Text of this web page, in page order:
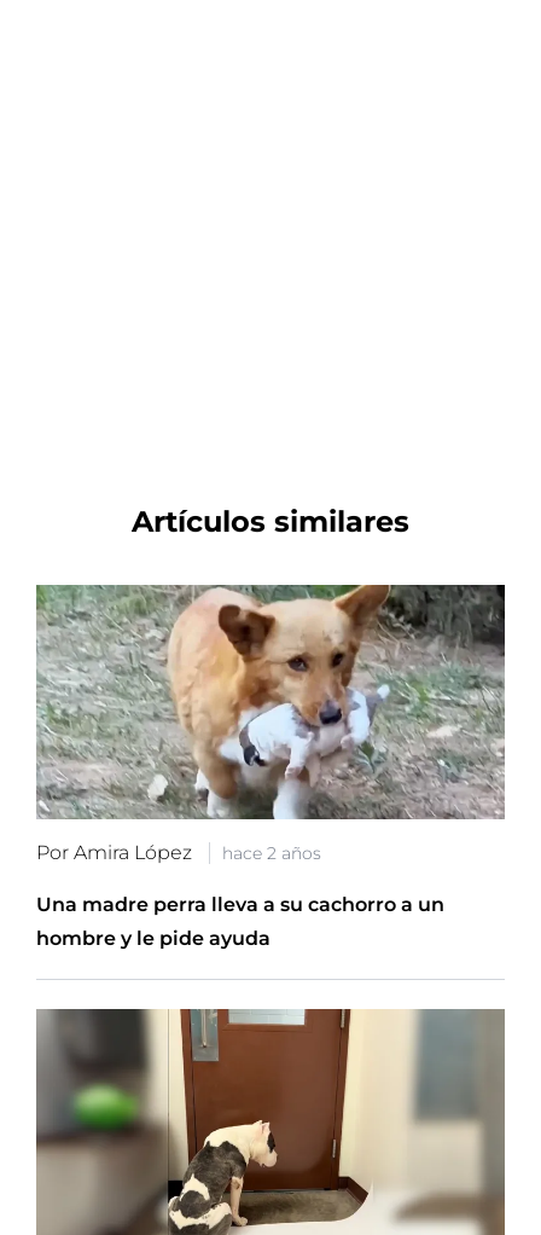
Artículos similares
Por Amira López hace 2 años
Una madre perra lleva a su cachorro a un
hombre y le pide ayuda